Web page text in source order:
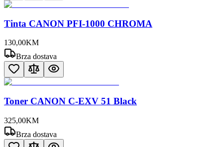
Tinta CANON PFI-1000 CHROMA
130,00KM
Brza dostava
Toner CANON C-EXV 51 Black
325,00KM
Brza dostava